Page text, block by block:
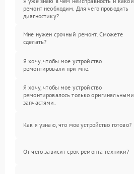
ремонт необходим. Для чего проводить
диагностику?
Мне нужен срочный ремонт. Сможете
сделать?
Я хочу, чтобы мое устройство
ремонтировали при мне.
Я хочу, чтобы мое устройство
ремонтировалось только оригинальными
запчастями.
Как я узнаю, что мое устройство готово?
От чего зависит срок ремонта техники?